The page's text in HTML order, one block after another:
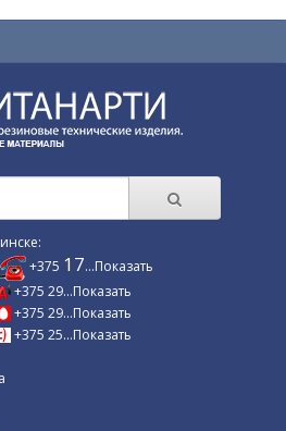
+375 17...Показать
+375 29...Показать
+375 29...Показать
+375 25...Показать